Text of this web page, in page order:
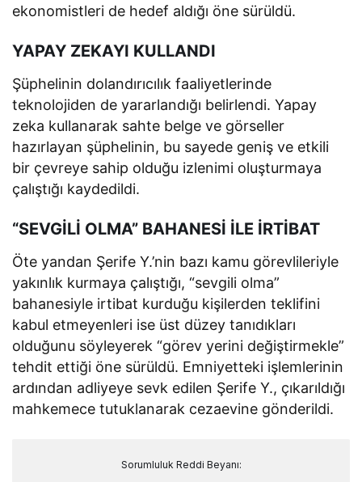
ekonomistleri de hedef aldığı öne sürüldü.
YAPAY ZEKAYI KULLANDI
Şüphelinin dolandırıcılık faaliyetlerinde
teknolojiden de yararlandığı belirlendi. Yapay
zeka kullanarak sahte belge ve görseller
hazırlayan şüphelinin, bu sayede geniş ve etkili
bir çevreye sahip olduğu izlenimi oluşturmaya
çalıştığı kaydedildi.
“SEVGİLİ OLMA” BAHANESİ İLE İRTİBAT
Öte yandan Şerife Y.’nin bazı kamu görevlileriyle
yakınlık kurmaya çalıştığı, “sevgili olma”
bahanesiyle irtibat kurduğu kişilerden teklifini
kabul etmeyenleri ise üst düzey tanıdıkları
olduğunu söyleyerek “görev yerini değiştirmekle”
tehdit ettiği öne sürüldü. Emniyetteki işlemlerinin
ardından adliyeye sevk edilen Şerife Y., çıkarıldığı
mahkemece tutuklanarak cezaevine gönderildi.
Sorumluluk Reddi Beyanı: